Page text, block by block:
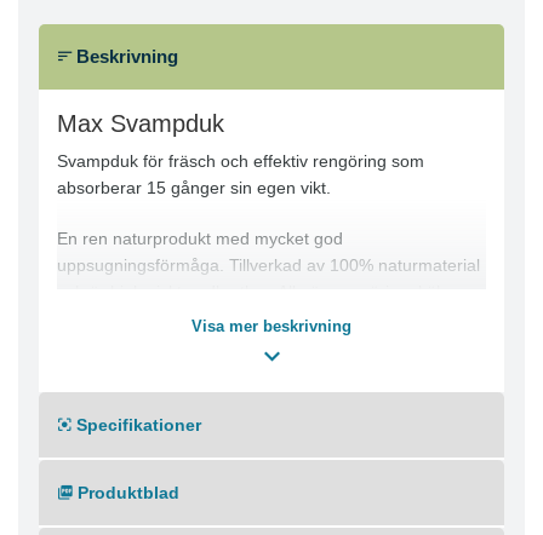
Beskrivning
Max Svampduk
Svampduk för fräsch och effektiv rengöring som
absorberar 15 gånger sin egen vikt.
En ren naturprodukt med mycket god
uppsugningsförmåga. Tillverkad av 100% naturmaterial
toaletter och sanitet.Visa mer beskrivning
Specifikationer
Produktblad